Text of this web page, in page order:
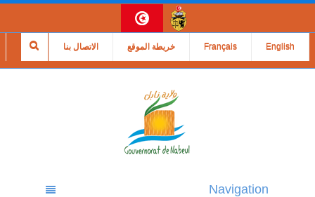
الاتصال بنا خريطة الموقع Français English
Navigation